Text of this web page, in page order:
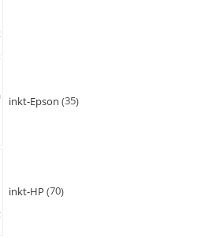
inkt-Epson 35
inkt-HP 70